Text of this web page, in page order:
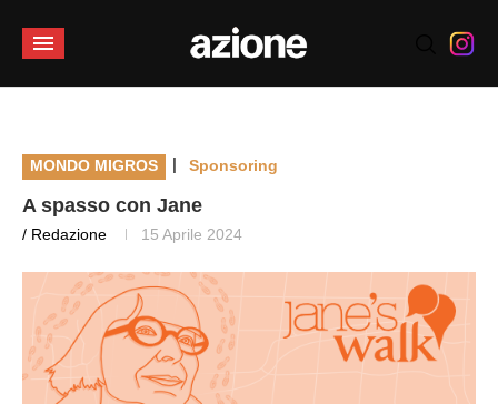
MONDO MIGROS | Sponsoring
A spasso con Jane
/ Redazione 15 Aprile 2024